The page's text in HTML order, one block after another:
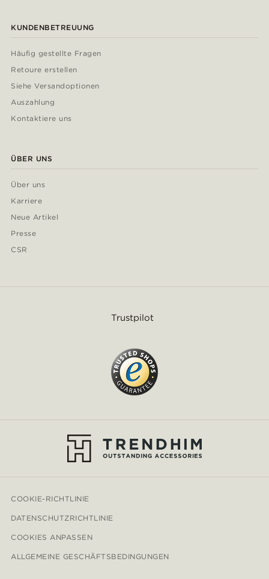
KUNDENBETREUUNG
Häufig gestellte Fragen
Retoure erstellen
Siehe Versandoptionen
Auszahlung
Kontaktiere uns
ÜBER UNS
Über uns
Karriere
Neue Artikel
Presse
CSR
Trustpilot
COOKIE-RICHTLINIE
DATENSCHUTZRICHTLINIE
COOKIES ANPASSEN
ALLGEMEINE GESCHÄFTSBEDINGUNGEN